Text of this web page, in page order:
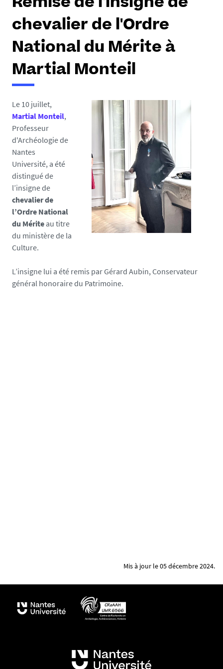
Remise de l'insigne de
chevalier de l'Ordre
National du Mérite à
Martial Monteil
Le 10 juillet,
Martial Monteil,
Professeur
d'Archéologie de
Nantes
Université, a été
distingué de
l’insigne de
chevalier de
l’Ordre National
du Mérite au titre
du ministère de la
Culture.
L’insigne lui a été remis par Gérard Aubin, Conservateur
général honoraire du Patrimoine.
Mis à jour le 05 décembre 2024.